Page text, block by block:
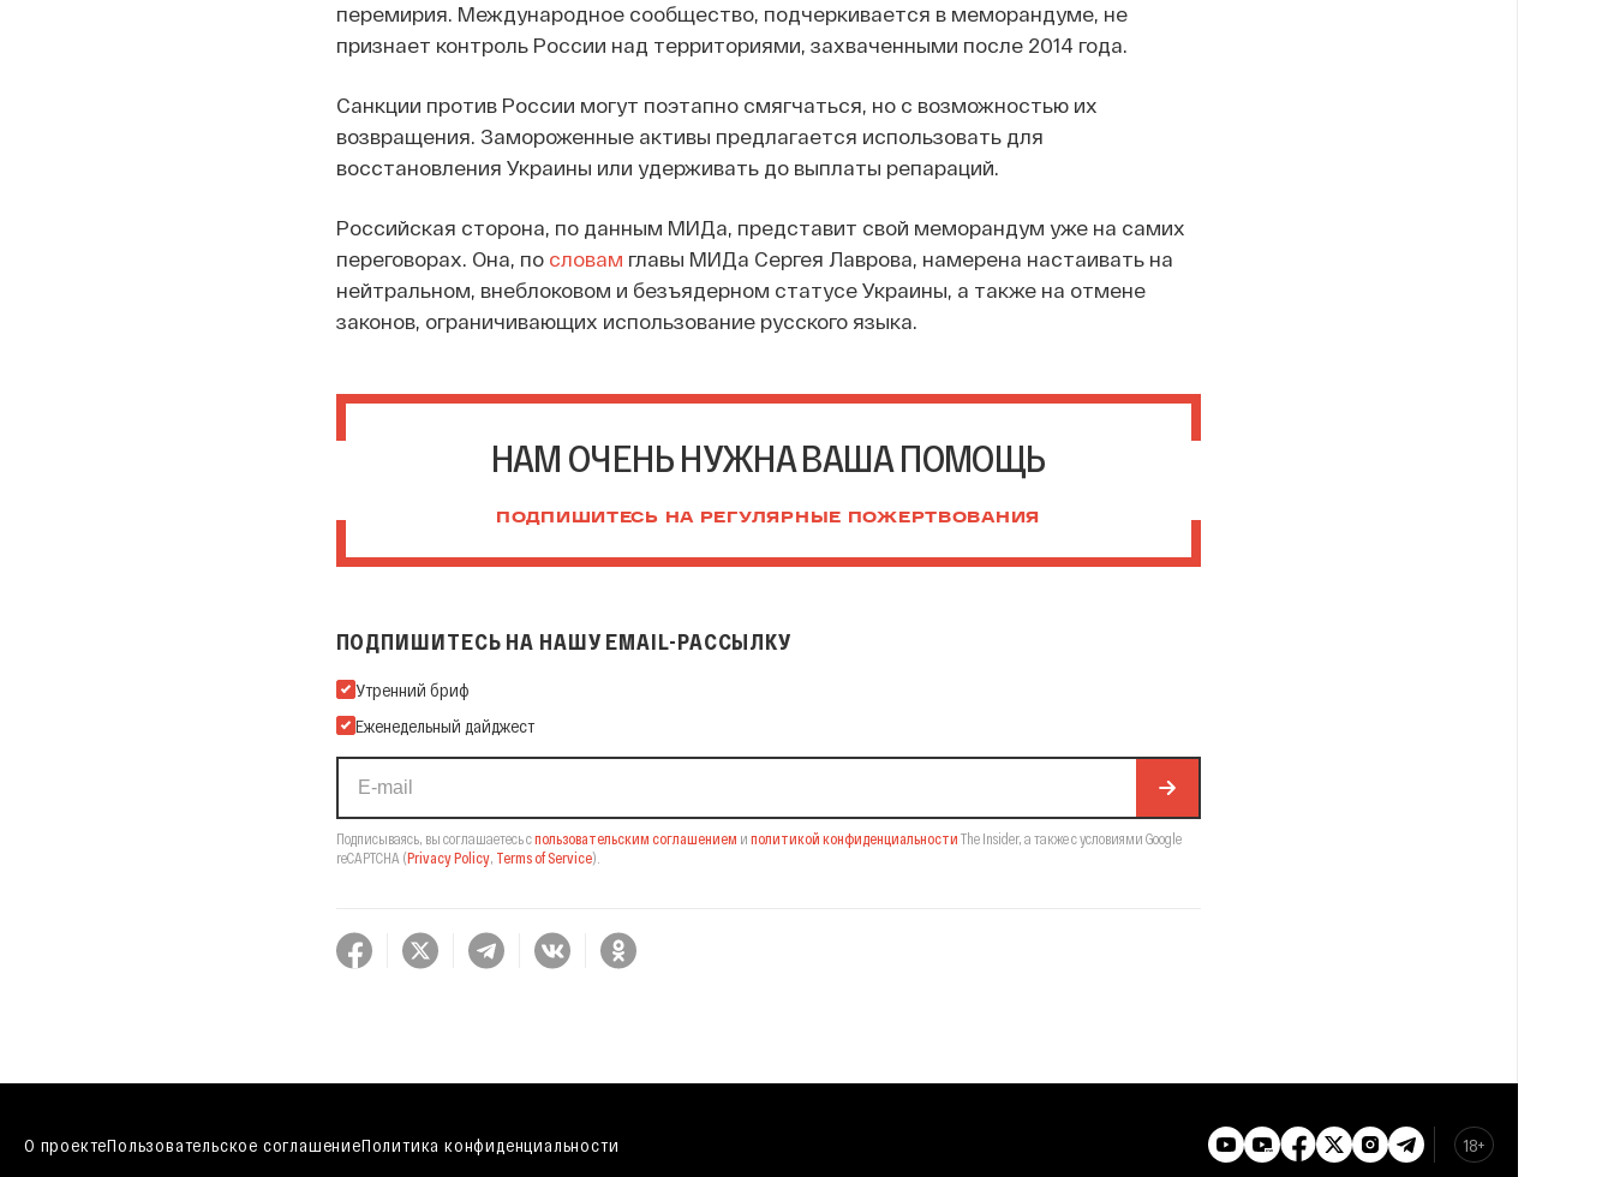
перемирия. Международное сообщество, подчеркивается в меморандуме, не
признает контроль России над территориями, захваченными после 2014 года.
Санкции против России могут поэтапно смягчаться, но с возможностью их
возвращения. Замороженные активы предлагается использовать для
восстановления Украины или удерживать до выплаты репараций.
Российская сторона, по данным МИДа, представит свой меморандум уже на самих
переговорах. Она, по словам главы МИДа Сергея Лаврова, намерена настаивать на
нейтральном, внеблоковом и безъядерном статусе Украины, а также на отмене
законов, ограничивающих использование русского языка.
НАМ ОЧЕНЬ НУЖНА ВАША ПОМОЩЬ
ПОДПИШИТЕСЬ НА РЕГУЛЯРНЫЕ ПОЖЕРТВОВАНИЯ
ПОДПИШИТЕСЬ НА НАШУ EMAIL-РАССЫЛКУ
Подпишитесь на нашу Email-рассылку
Утренний бриф
Еженедельный дайджест
Подписываясь, вы соглашаетесь спользовательским соглашением и политикой конфиденциальности The Insider, а также с условиями Google
reCAPTCHA (Privacy Policy, Terms of Service).
О проектеПользовательское соглашениеПолитика конфиденциальности 18+